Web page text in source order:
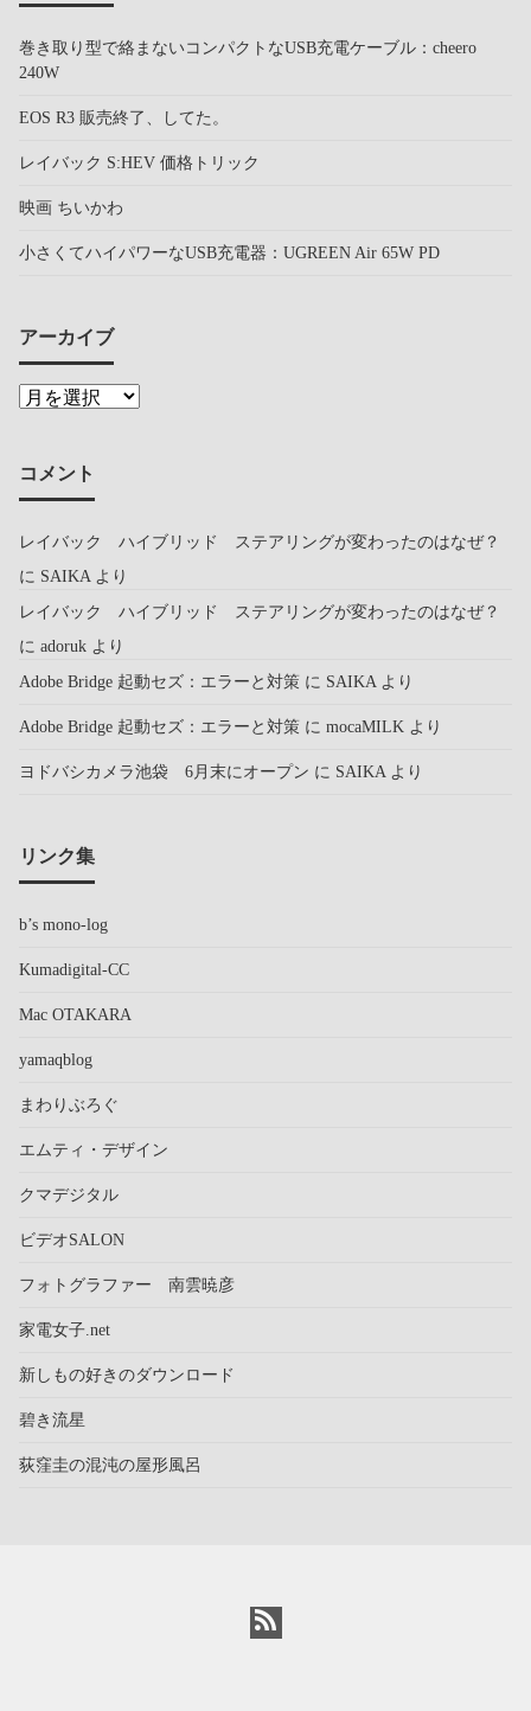
巻き取り型で絡まないコンパクトなUSB充電ケーブル：cheero
240W
EOS R3 販売終了、してた。
レイバック S:HEV 価格トリック
映画 ちいかわ
小さくてハイパワーなUSB充電器：UGREEN Air 65W PD
アーカイブ
コメント
レイバック ハイブリッド ステアリングが変わったのはなぜ？
に SAIKAより
レイバック ハイブリッド ステアリングが変わったのはなぜ？
に adoruk より
Adobe Bridge 起動セズ：エラーと対策 に SAIKAより
Adobe Bridge 起動セズ：エラーと対策 に mocaMILK より
ヨドバシカメラ池袋 6月末にオープン に SAIKAより
リンク集
b’s mono-log
Kumadigital-CC
Mac OTAKARA
yamaqblog
まわりぶろぐ
エムティ・デザイン
クマデジタル
ビデオSALON
フォトグラファー 南雲暁彦
家電女子.net
新しもの好きのダウンロード
碧き流星
荻窪圭の混沌の屋形風呂